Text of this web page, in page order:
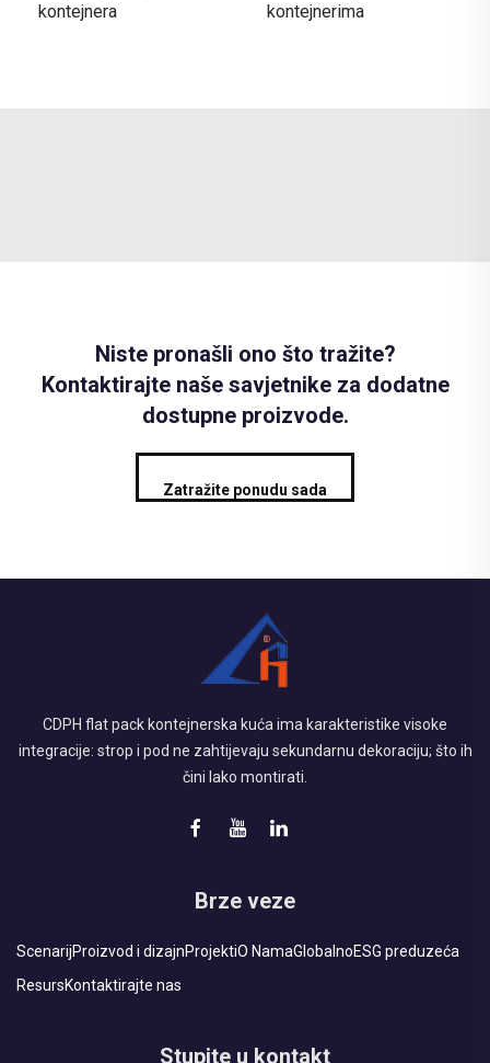
kontejnera
kontejnerima
Niste pronašli ono što tražite?
Kontaktirajte naše savjetnike za dodatne
dostupne proizvode.
Zatražite ponudu sada
CDPH flat pack kontejnerska kuća ima karakteristike visoke
integracije: strop i pod ne zahtijevaju sekundarnu dekoraciju; što ih
čini lako montirati.
Brze veze
ScenarijProizvod i dizajnProjektiO NamaGlobalnoESG preduzeća
ResursKontaktirajte nas
Stupite u kontakt